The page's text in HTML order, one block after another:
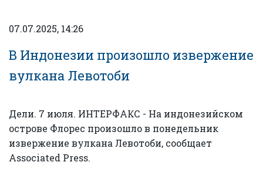
07.07.2025, 14:26
В Индонезии произошло извержение
вулкана Левотоби
Дели. 7 июля. ИНТЕРФАКС - На индонезийском
острове Флорес произошло в понедельник
извержение вулкана Левотоби, сообщает
Associated Press.